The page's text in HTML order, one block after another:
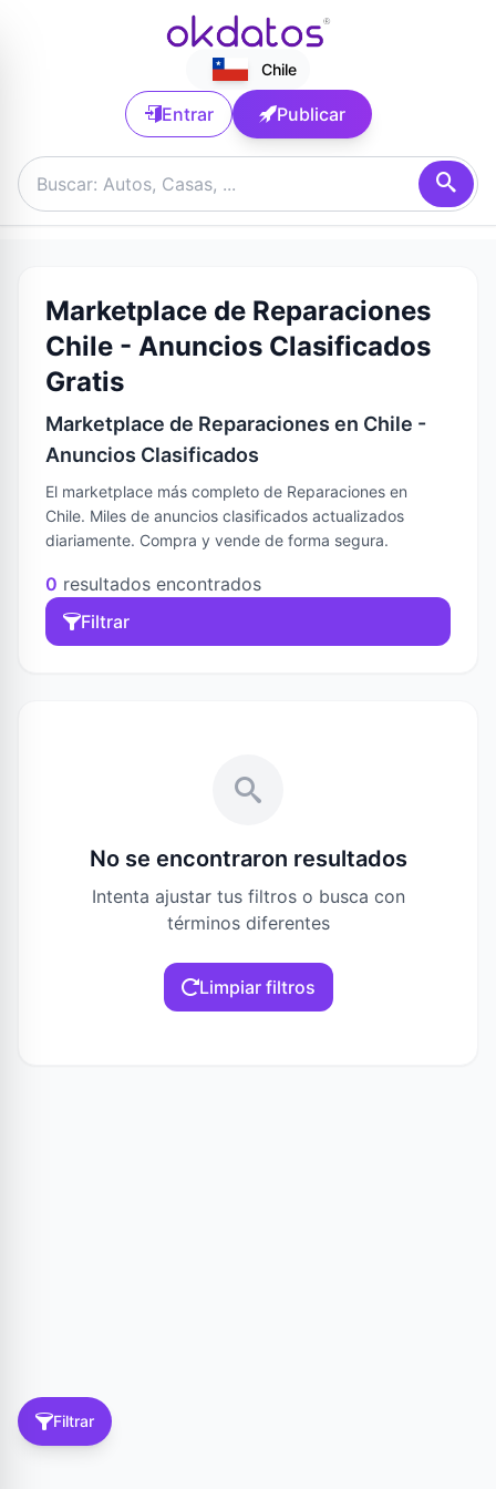
Filtrar
Chile
Entrar Publicar
Marketplace de Reparaciones
Chile - Anuncios Clasificados
Gratis
Marketplace de Reparaciones en Chile -
Anuncios Clasificados
El marketplace más completo de Reparaciones en
Chile. Miles de anuncios clasificados actualizados
diariamente. Compra y vende de forma segura.
0 resultados encontrados
Filtrar
No se encontraron resultados
Intenta ajustar tus filtros o busca con
términos diferentes
Limpiar filtros